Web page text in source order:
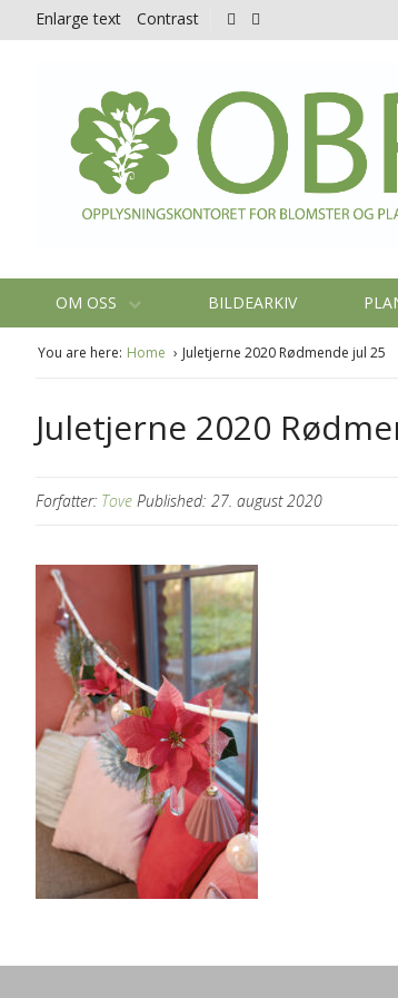
Enlarge text Contrast
OM OSS BILDEARKIV
You are here: Home Juletjerne 2020 Rødmende jul 25
Juletjerne 2020
Forfatter: Tove Published: 27. august 2020